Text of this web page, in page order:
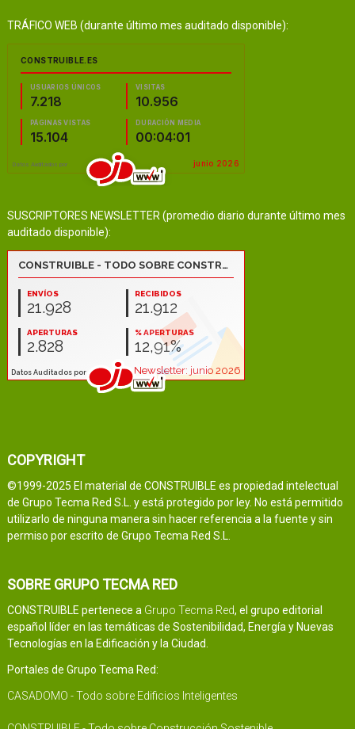
TRÁFICO WEB (durante último mes auditado disponible):
SUSCRIPTORES NEWSLETTER (promedio diario durante último mes
auditado disponible):
COPYRIGHT
©1999-2025 El material de CONSTRUIBLE es propiedad intelectual
de Grupo Tecma Red S.L. y está protegido por ley. No está permitido
utilizarlo de ninguna manera sin hacer referencia a la fuente y sin
permiso por escrito de Grupo Tecma Red S.L.
SOBRE GRUPO TECMA RED
CONSTRUIBLE pertenece a Grupo Tecma Red, el grupo editorial
español líder en las temáticas de Sostenibilidad, Energía y Nuevas
Tecnologías en la Edificación y la Ciudad.
Portales de Grupo Tecma Red:
CASADOMO - Todo sobre Edificios Inteligentes